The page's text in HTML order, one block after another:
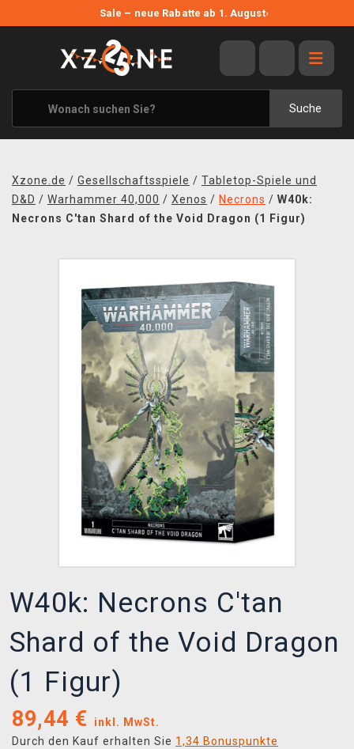
Sale – neue Rabatte ab 1. August›
Suche
ANGEBOTE
ALLE MARKEN
XZONE ORIGINALS
KLEIDUNG & ACCESSOIRES
BÜCHER & COMICS
XZONE CLUB
Xzone.de / Gesellschaftsspiele / Tabletop-Spiele und
D&D / Warhammer 40,000 / Xenos / Necrons / W40k:
Necrons C'tan Shard of the Void Dragon (1 Figur)
W40k: Necrons C'tan
Shard of the Void Dragon
(1 Figur)
89,44 €
inkl. MwSt.
Durch den Kauf erhalten Sie 1,34 Bonuspunkte